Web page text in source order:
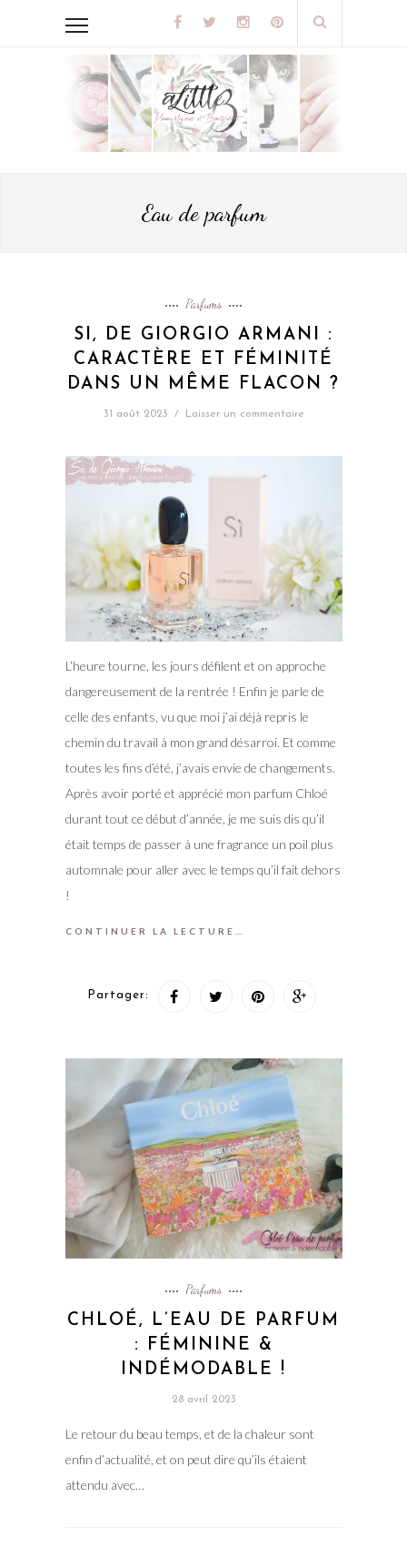
Eau de parfum
Parfums
SI, DE GIORGIO ARMANI :
CARACTÈRE ET FÉMINITÉ
DANS UN MÊME FLACON ?
31 août 2023 / Laisser un commentaire
L’heure tourne, les jours défilent et on approche
dangereusement de la rentrée ! Enfin je parle de
celle des enfants, vu que moi j’ai déjà repris le
chemin du travail à mon grand désarroi. Et comme
toutes les fins d’été, j’avais envie de changements.
Après avoir porté et apprécié mon parfum Chloé
durant tout ce début d’année, je me suis dis qu’il
était temps de passer à une fragrance un poil plus
automnale pour aller avec le temps qu’il fait dehors
!
CONTINUER LA LECTURE…
Partager:
Parfums
CHLOÉ, L’EAU DE PARFUM
: FÉMININE &
INDÉMODABLE !
28 avril 2023
Le retour du beau temps, et de la chaleur sont
enfin d’actualité, et on peut dire qu’ils étaient
attendu avec…